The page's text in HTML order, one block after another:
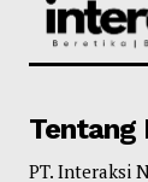
Tentang
PT. Interaksi